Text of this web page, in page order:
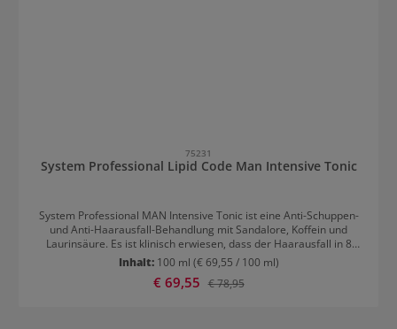
75231
System Professional Lipid Code Man Intensive Tonic
System Professional MAN Intensive Tonic ist eine Anti-Schuppen-
und Anti-Haarausfall-Behandlung mit Sandalore, Koffein und
Laurinsäure. Es ist klinisch erwiesen, dass der Haarausfall in 8
Wochen bei 80% der männlichen Anwendern reduziert wird.
Außerdem werden Schuppen, Schuppenbildung und Juckreiz auf
der Kopfhaut verringert. Anwendung von System Professional Lipid
Inhalt: 100 ml (€ 69,55 / 100 ml)
Verkaufspreis:
€ 69,55 Regulärer Preis:
€ 78,95